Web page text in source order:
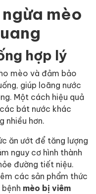
mèo
hợp lý
mèo và đảm bảo
giúp loãng nước
Một cách hiệu quả
bát nước khác
nhiều hơn.
ăn ướt để tăng lượng
nguy cơ hình thành
đường tiết niệu.
các sản phẩm thức
mèo bị viêm